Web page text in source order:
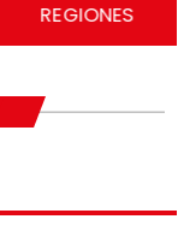
REGIONES